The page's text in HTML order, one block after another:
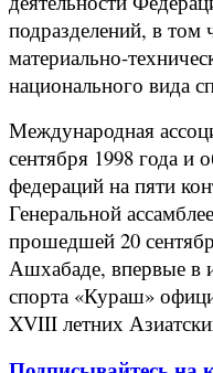
подразделений, в том
материально-
национального вида
Международная
сентября 1998 года и
федераций на пяти
Генеральной
прошедшей 20
Ашхабаде, впервые в
спорта «Кураш»
XVIII летних